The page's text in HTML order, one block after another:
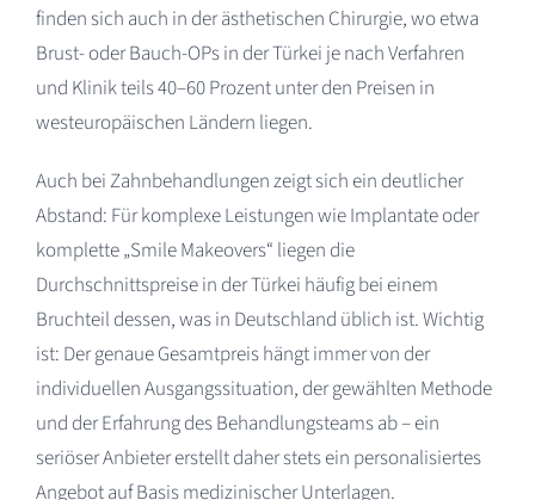
finden sich auch in der ästhetischen Chirurgie, wo etwa
Brust- oder Bauch-OPs in der Türkei je nach Verfahren
und Klinik teils 40–60 Prozent unter den Preisen in
westeuropäischen Ländern liegen.​
Auch bei Zahnbehandlungen zeigt sich ein deutlicher
Abstand: Für komplexe Leistungen wie Implantate oder
komplette „Smile Makeovers“ liegen die
Durchschnittspreise in der Türkei häufig bei einem
Bruchteil dessen, was in Deutschland üblich ist. Wichtig
ist: Der genaue Gesamtpreis hängt immer von der
individuellen Ausgangssituation, der gewählten Methode
und der Erfahrung des Behandlungsteams ab – ein
seriöser Anbieter erstellt daher stets ein personalisiertes
Angebot auf Basis medizinischer Unterlagen.​